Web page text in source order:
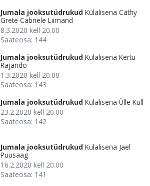
Jumala jooksutüdrukud Külalisena Cäthy
Grete Cabriele Liimand
8.3.2020 kell 20.00
Saateosa: 144
Jumala jooksutüdrukud Külalisena Kertu
Rajando
1.3.2020 kell 20.00
Saateosa: 143
Jumala jooksutüdrukud Külalisena Ülle Kull
23.2.2020 kell 20.00
Saateosa: 142
Jumala jooksutüdrukud Külalisena Jael
Puusaag
16.2.2020 kell 20.00
Saateosa: 141